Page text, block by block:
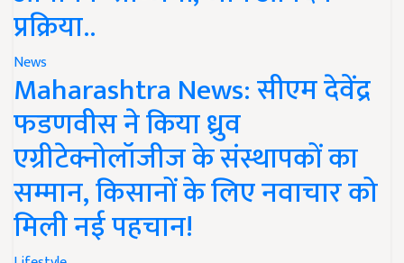
प्रक्रिया..
News
Maharashtra News: सीएम देवेंद्र
फडणवीस ने किया ध्रुव
एग्रीटेक्नोलॉजीज के संस्थापकों का
सम्मान, किसानों के लिए नवाचार को
मिली नई पहचान!